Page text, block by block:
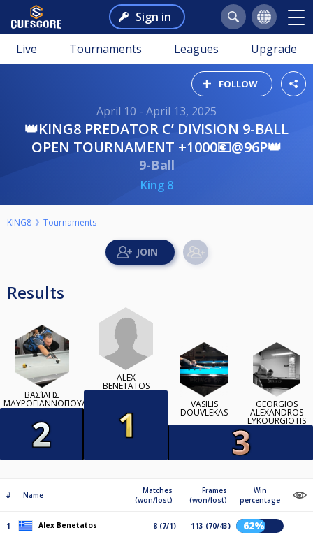
Sign in
Live Tournaments Leagues Upgrade
FOLLOW
April 10 - April 13, 2025
👑KING8 PREDATOR C’ DIVISION 9-BALL
OPEN TOURNAMENT +1000💶@96P👑
9-Ball
King 8
KING8 Tournaments
Results
ΒΑΣΊΛΗΣ
ΜΑΥΡΟΓΙΑΝΝΟΠΟΥΛΟΣ
ALEX
BENETATOS
VASILIS
DOUVLEKAS
GEORGIOS
ALEXANDROS
LYKOURGIOTIS
# Name
Matches
(won/lost)
Frames
(won/lost)
Win
percentage
1 Alex Benetatos 8 (7/1) 113 (70/43) 62%